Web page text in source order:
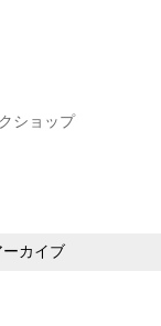
ショップ
ーカイブ